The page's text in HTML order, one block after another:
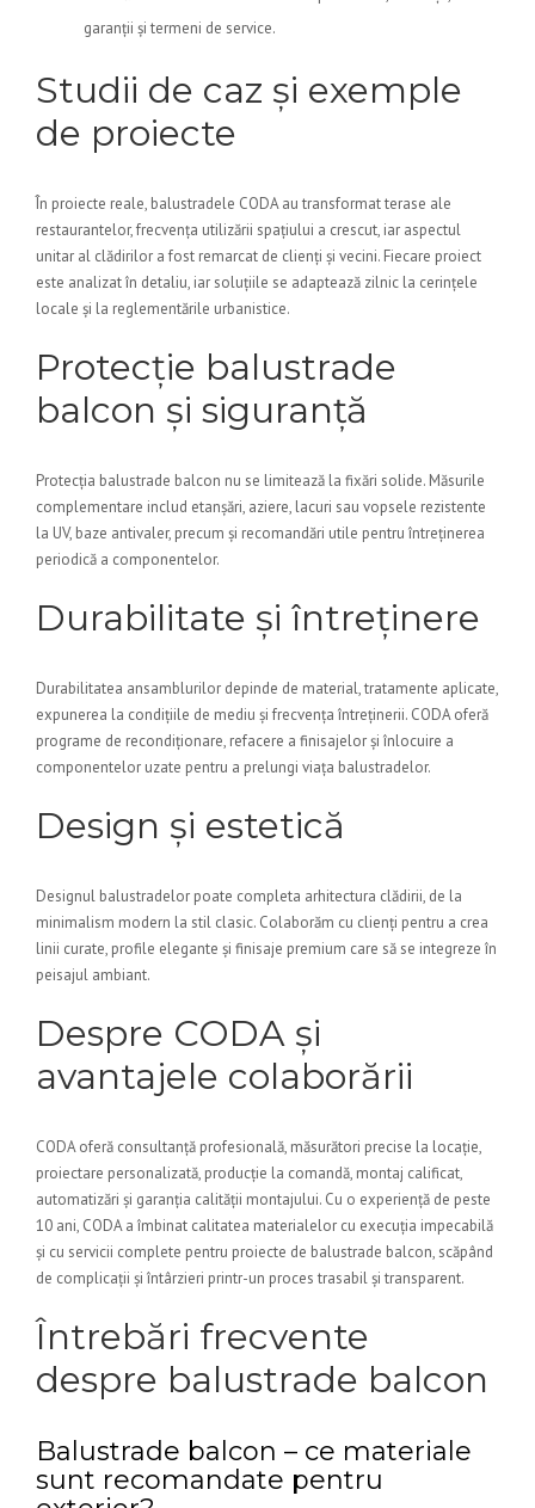
garanții și termeni de service.
Studii de caz și exemple
de proiecte
În proiecte reale, balustradele CODA au transformat terase ale
restaurantelor, frecvența utilizării spațiului a crescut, iar aspectul
unitar al clădirilor a fost remarcat de clienți și vecini. Fiecare proiect
este analizat în detaliu, iar soluțiile se adaptează zilnic la cerințele
locale și la reglementările urbanistice.
Protecție balustrade
balcon și siguranță
Protecția balustrade balcon nu se limitează la fixări solide. Măsurile
complementare includ etanșări, aziere, lacuri sau vopsele rezistente
la UV, baze antivaler, precum și recomandări utile pentru întreținerea
periodică a componentelor.
Durabilitate și întreținere
Durabilitatea ansamblurilor depinde de material, tratamente aplicate,
expunerea la condițiile de mediu și frecvența întreținerii. CODA oferă
programe de recondiționare, refacere a finisajelor și înlocuire a
componentelor uzate pentru a prelungi viața balustradelor.
Design și estetică
Designul balustradelor poate completa arhitectura clădirii, de la
minimalism modern la stil clasic. Colaborăm cu clienți pentru a crea
linii curate, profile elegante și finisaje premium care să se integreze în
peisajul ambiant.
Despre CODA și
avantajele colaborării
CODA oferă consultanță profesională, măsurători precise la locație,
proiectare personalizată, producție la comandă, montaj calificat,
automatizări și garanția calității montajului. Cu o experiență de peste
10 ani, CODA a îmbinat calitatea materialelor cu execuția impecabilă
și cu servicii complete pentru proiecte de balustrade balcon, scăpând
de complicații și întârzieri printr-un proces trasabil și transparent.
Întrebări frecvente
despre balustrade balcon
Balustrade balcon – ce materiale
sunt recomandate pentru